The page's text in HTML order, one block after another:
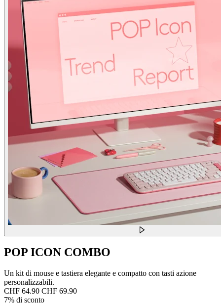
POP ICON COMBO
Un kit di mouse e tastiera elegante e compatto con tasti azione
personalizzabili.
CHF 64.90 CHF 69.90
7% di sconto